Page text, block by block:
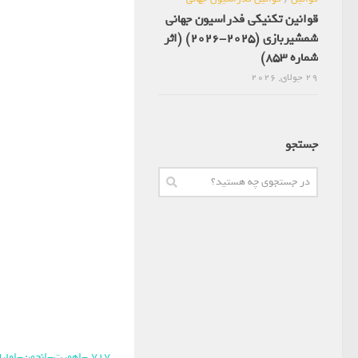
قوانین تکنیکی فدراسیون جهانی
شمشیربازی (2025-2026) (اثر
شماره 853)
29 جولای, 2026
جستجو